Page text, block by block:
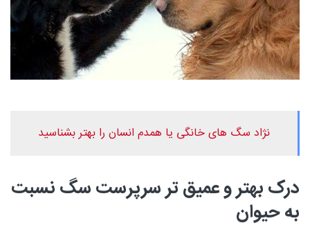
نژاد سگ های خانگی یا همدم انسان را بهتر بشناسید
درک بهتر و عمیق تر سرپرست سگ نسبت
به حیوان